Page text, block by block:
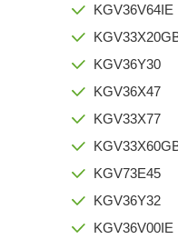
KGV36V64IE
KGV36Y30
KGV36X47
KGV33X77
KGV73E45
KGV36Y32
KGV36V00IE